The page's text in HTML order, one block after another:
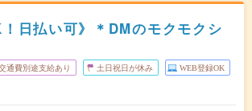
！日払い可》＊DMのモクモクシ
通費別途支給あり 土日祝日が休み WEB登録OK